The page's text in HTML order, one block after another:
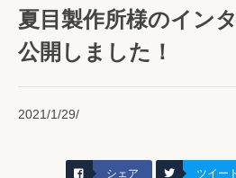
夏目製作所様のイン
公開しました！
2021/1/29/
シェア ツイート